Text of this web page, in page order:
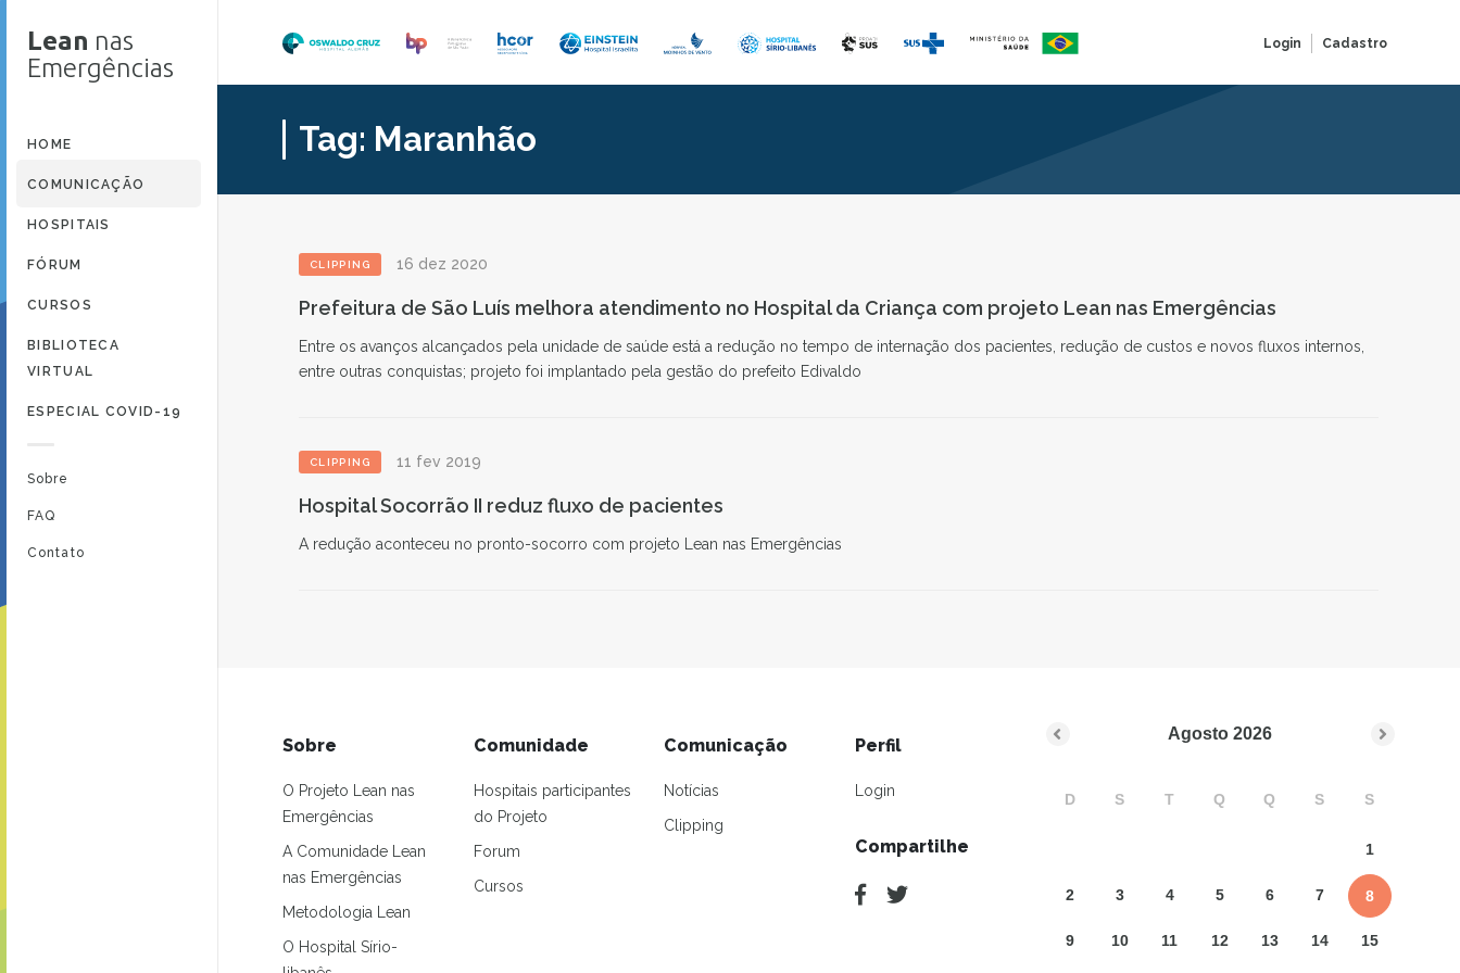
Login Cadastro
Lean nas
Emergências
HOME
COMUNICAÇÃO
HOSPITAIS
FÓRUM
CURSOS
BIBLIOTECA
VIRTUAL
ESPECIAL COVID-19
Sobre
FAQ
Contato
Tag: Maranhão
CLIPPING 16 dez 2020
Prefeitura de São Luís melhora atendimento no Hospital da Criança com projeto Lean nas Emergências
Entre os avanços alcançados pela unidade de saúde está a redução no tempo de internação dos pacientes, redução de custos e novos fluxos internos,
entre outras conquistas; projeto foi implantado pela gestão do prefeito Edivaldo
CLIPPING 11 fev 2019
Hospital Socorrão II reduz fluxo de pacientes
A redução aconteceu no pronto-socorro com projeto Lean nas Emergências
Sobre
O Projeto Lean nas
Emergências
A Comunidade Lean
nas Emergências
Metodologia Lean
O Hospital Sírio-
Comunidade
Hospitais participantes
do Projeto
Forum
Cursos
Comunicação
Notícias
Clipping
Perfil
Login
Compartilhe
Agosto 2026
D S T Q Q S S
1
2 3 4 5 6 7 8
9 10 11 12 13 14 15